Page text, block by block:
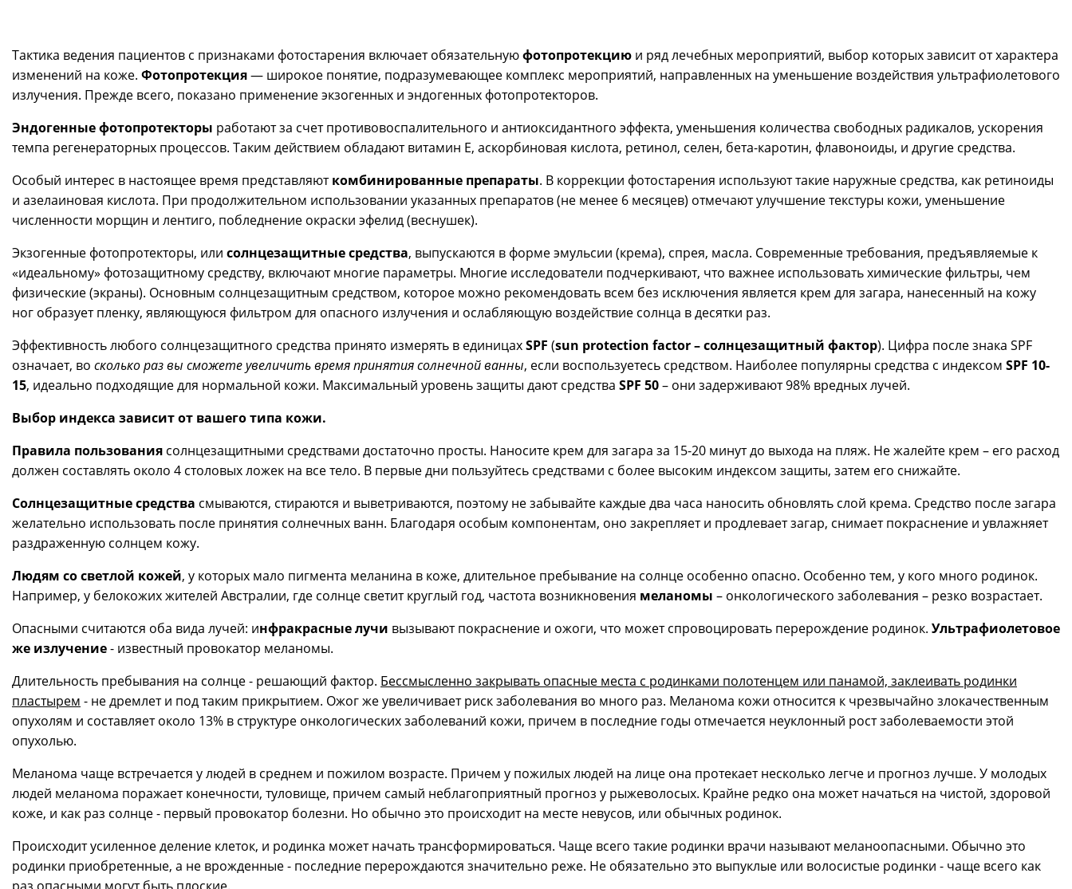
Тактика ведения пациентов с признаками фотостарения включает обязательнуюфотопротекцию и ряд лечебных мероприятий, выбор которых зависит от характера
изменений на коже. Фотопротекция— широкое понятие, подразумевающее комплекс мероприятий, направленных на уменьшение воздействия ультрафиолетового
излучения. Прежде всего, показано применение экзогенных и эндогенных фотопротекторов.
Эндогенные фотопротекторы работают за счет противовоспалительного и антиоксидантного эффекта, уменьшения количества свободных радикалов, ускорения
темпа регенераторных процессов. Таким действием обладают витамин Е, аскорбиновая кислота, ретинол, селен, бета-каротин, флавоноиды, и другие средства.
Особый интерес в настоящее время представляюткомбинированные препараты. В коррекции фотостарения используют такие наружные средства, как ретиноиды
и азелаиновая кислота. При продолжительном использовании указанных препаратов (не менее 6 месяцев) отмечают улучшение текстуры кожи, уменьшение
численности морщин и лентиго, побледнение окраски эфелид (веснушек).
Экзогенные фотопротекторы, или солнцезащитные средства, выпускаются в форме эмульсии (крема), спрея, масла. Современные требования, предъявляемые к
«идеальному» фотозащитному средству, включают многие параметры. Многие исследователи подчеркивают, что важнее использовать химические фильтры, чем
физические (экраны). Основным солнцезащитным средством, которое можно рекомендовать всем без исключения является крем для загара, нанесенный на кожу
ног образует пленку, являющуюся фильтром для опасного излучения и ослабляющую воздействие солнца в десятки раз.
Эффективность любого солнцезащитного средства принято измерять в единицахSPF (sun protection factor – солнцезащитный фактор). Цифра после знака SPF
означает, во сколько раз вы сможете увеличить время принятия солнечной ванны, если воспользуетесь средством. Наиболее популярны средства с индексом SPF 10-
15, идеально подходящие для нормальной кожи. Максимальный уровень защиты дают средства SPF 50– они задерживают 98% вредных лучей.
Выбор индекса зависит от вашего типа кожи.
Правила пользования солнцезащитными средствами достаточно просты. Наносите крем для загара за 15-20 минут до выхода на пляж. Не жалейте крем – его расход
должен составлять около 4 столовых ложек на все тело. В первые дни пользуйтесь средствами с более высоким индексом защиты, затем его снижайте.
Солнцезащитные средства смываются, стираются и выветриваются, поэтому не забывайте каждые два часа наносить обновлять слой крема. Средство после загара
желательно использовать после принятия солнечных ванн. Благодаря особым компонентам, оно закрепляет и продлевает загар, снимает покраснение и увлажняет
раздраженную солнцем кожу.
Людям со светлой кожей, у которых мало пигмента меланина в коже, длительное пребывание на солнце особенно опасно. Особенно тем, у кого много родинок.
Например, у белокожих жителей Австралии, гдe солнце светит круглый год, частота возникновения меланомы – онкологического заболевания – резко возрастает.
Опасными считаются оба вида лучей: инфракрасные лучи вызывают покраснение и ожоги, что может спровоцировать перерождение родинок. Ультрафиолетовое
же излучение- известный провокатор меланомы.
Длительность пребывания на солнце - решающий фактор. Бессмысленно закрывать опасные места с родинками полотенцем или панамой, заклеивать родинки
пластырем - не дремлет и под таким прикрытием. Ожог же увеличивает риск заболевания во много раз. Меланома кожи относится к чрезвычайно злокачественным
опухолям и составляет около 13% в структуре онкологических заболеваний кожи, причем в последние годы отмечается неуклонный рост заболеваемости этой
опухолью.
Меланома чаще встречается у людей в среднем и пожилом возрасте. Причем у пожилых людей на лице она протекает несколько легче и прогноз лучше. У молодых
людей меланома поражает конечности, туловище, причем самый неблагоприятный прогноз у рыжеволосых. Крайне редко она может начаться на чистой, здоровой
коже, и как раз солнце - первый провокатор болезни. Но обычно это происходит на месте невусов, или обычных родинок.
Происходит усиленное деление клеток, и родинка может начать трансформироваться. Чаще всего такие родинки врачи называют меланоопасными. Обычно это
родинки приобретенные, а не врожденные - последние перерождаются значительно реже. Не обязательно это выпуклые или волосистые родинки - чаще всего как